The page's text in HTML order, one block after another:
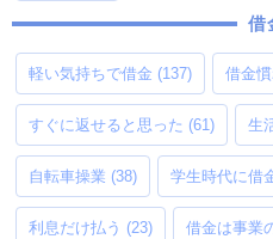
借
軽い気持ちで借金 (137) 借金
すぐに返せると思った (61) 生
自転車操業 (38) 学生時代に借
利息だけ払う (23) 借金は事業